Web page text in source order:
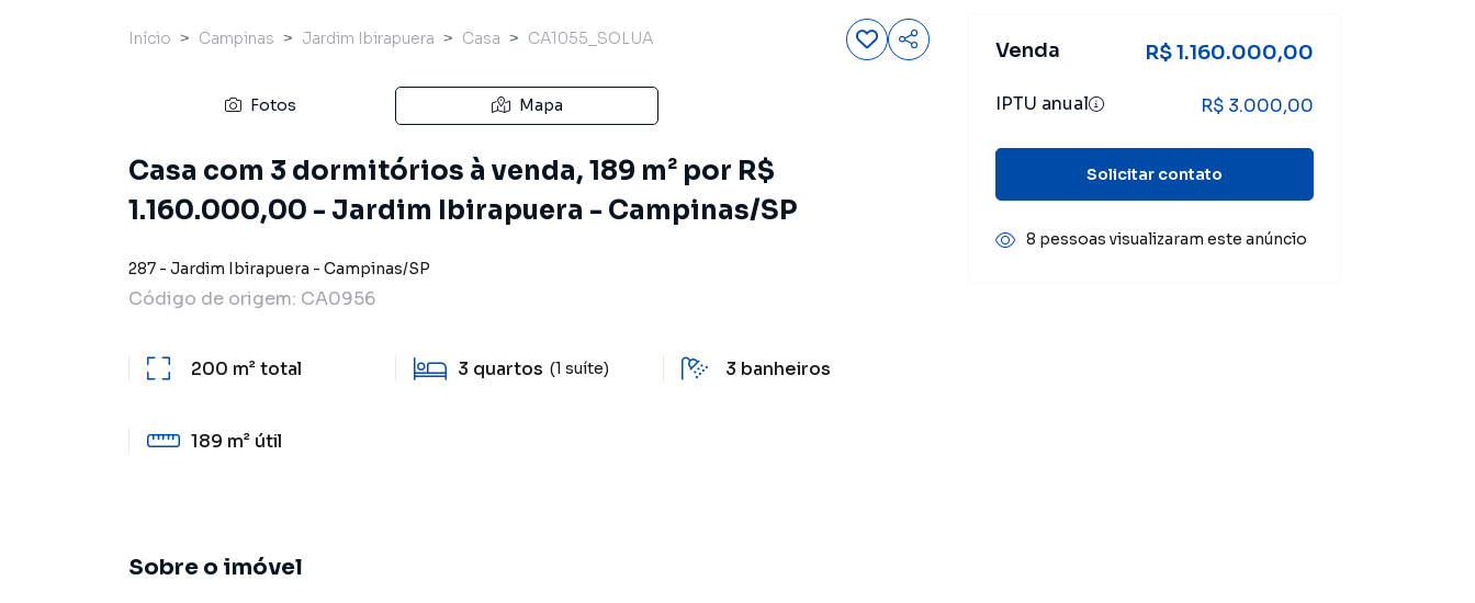
Início Campinas Jardim Ibirapuera Casa CA1055_SOLUA
Fotos Mapa
Casa com 3 dormitórios à venda, 189 m² por R$
1.160.000,00 - Jardim Ibirapuera - Campinas/SP
287 - Jardim Ibirapuera - Campinas/SP
Código de origem: CA0956
200 m²total 3 quartos (1 suíte) 3 banheiros
189 m² útil
Sobre o imóvel
Venda R$ 1.160.000,00
IPTU anual R$ 3.000,00
Solicitar contato
8 pessoas visualizaram este anúncio